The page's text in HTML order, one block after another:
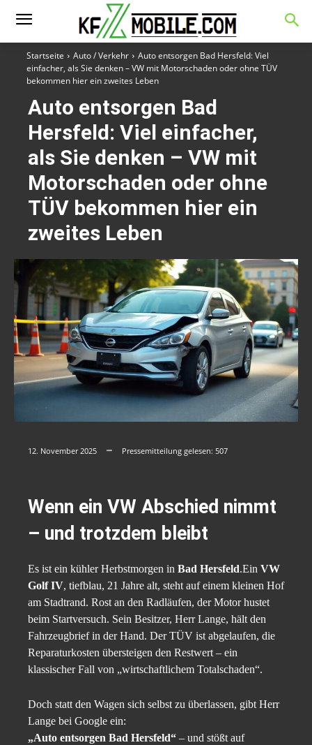
Startseite Auto / Verkehr
Auto entsorgen Bad Hersfeld: Viel
einfacher, als Sie denken – VW mit Motorschaden oder ohne TÜV
bekommen hier ein zweites Leben
Auto entsorgen Bad
Hersfeld: Viel einfacher,
als Sie denken – VW mit
Motorschaden oder ohne
TÜV bekommen hier ein
zweites Leben
12. November 2025 Pressemitteilung gelesen: 507
Wenn ein VW Abschied nimmt
– und trotzdem bleibt
Es ist ein kühler Herbstmorgen in Bad Hersfeld.Ein VW
Golf IV, tiefblau, 21 Jahre alt, steht auf einem kleinen Hof
am Stadtrand. Rost an den Radläufen, der Motor hustet
beim Startversuch. Sein Besitzer, Herr Lange, hält den
Fahrzeugbrief in der Hand. Der TÜV ist abgelaufen, die
Reparaturkosten übersteigen den Restwert – ein
klassischer Fall von „wirtschaftlichem Totalschaden“.
Doch statt den Wagen sich selbst zu überlassen, gibt Herr
Lange bei Google ein:
„Auto entsorgen Bad Hersfeld“ – und stößt auf